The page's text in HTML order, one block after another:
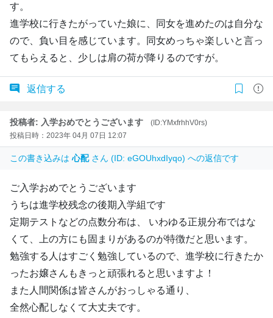
す。
進学校に行きたがっていた娘に、同女を進めたのは自分な
ので、負い目を感じています。同女めっちゃ楽しいと言っ
てもらえると、少しは肩の荷が降りるのですが。
返信する
投稿者: 入学おめでとうございます
(ID:YMxfrhhV0rs)
投稿日時：2023年 04月 07日 12:07
この書き込みは 心配 さん (ID: eGOUhxdIyqo) への返信です
ご入学おめでとうございます
うちは進学校残念の後期入学組です
定期テストなどの点数分布は、 いわゆる正規分布ではな
くて、上の方にも固まりがあるのが特徴だと思います。
勉強する人はすごく勉強しているので、進学校に行きたか
ったお嬢さんもきっと頑張れると思いますよ！
また人間関係は皆さんがおっしゃる通り、
全然心配しなくて大丈夫です。